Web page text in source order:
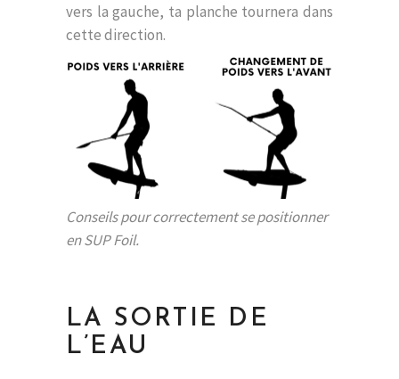
vers la gauche, ta planche tournera dans
cette direction.
Conseils pour correctement se positionner
en SUP Foil.
LA SORTIE DE
L’EAU